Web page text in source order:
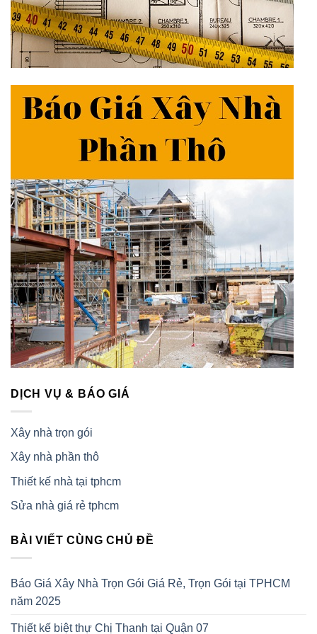
DỊCH VỤ & BÁO GIÁ
Xây nhà trọn gói
Xây nhà phần thô
Thiết kế nhà tại tphcm
Sửa nhà giá rẻ tphcm
BÀI VIẾT CÙNG CHỦ ĐỀ
Báo Giá Xây Nhà Trọn Gói Giá Rẻ, Trọn Gói tại TPHCM
năm 2025
Thiết kế biệt thự Chị Thanh tại Quận 07